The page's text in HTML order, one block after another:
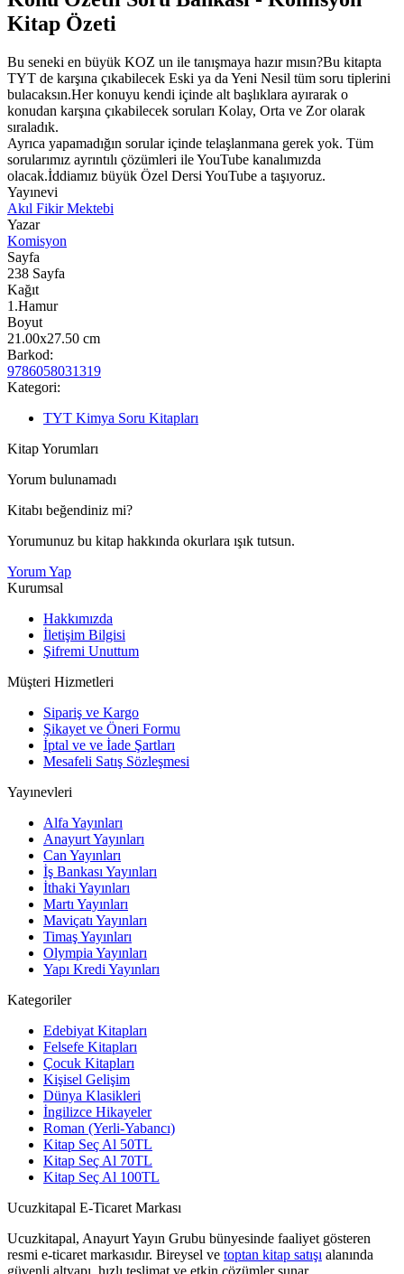
Kitap Özeti
Bu seneki en büyük KOZ un ile tanışmaya hazır mısın?Bu kitapta
TYT de karşına çıkabilecek Eski ya da Yeni Nesil tüm soru tiplerini
bulacaksın.Her konuyu kendi içinde alt başlıklara ayırarak o
konudan karşına çıkabilecek soruları Kolay, Orta ve Zor olarak
sıraladık.
Ayrıca yapamadığın sorular içinde telaşlanmana gerek yok. Tüm
sorularımız ayrıntılı çözümleri ile YouTube kanalımızda
olacak.İddiamız büyük Özel Dersi YouTube a taşıyoruz.
Yayınevi
Akıl Fikir Mektebi
Yazar
Komisyon
Sayfa
238 Sayfa
Kağıt
1.Hamur
Boyut
21.00x27.50 cm
Barkod:
9786058031319
Kategori:
TYT Kimya Soru Kitapları
Kitap Yorumları
Yorum bulunamadı
Kitabı beğendiniz mi?
Yorumunuz bu kitap hakkında okurlara ışık tutsun.
Yorum Yap
Kurumsal
Hakkımızda
İletişim Bilgisi
Şifremi Unuttum
Müşteri Hizmetleri
Sipariş ve Kargo
Şikayet ve Öneri Formu
İptal ve ve İade Şartları
Mesafeli Satış Sözleşmesi
Yayınevleri
Alfa Yayınları
Anayurt Yayınları
Can Yayınları
İş Bankası Yayınları
İthaki Yayınları
Martı Yayınları
Maviçatı Yayınları
Timaş Yayınları
Olympia Yayınları
Yapı Kredi Yayınları
Kategoriler
Edebiyat Kitapları
Felsefe Kitapları
Çocuk Kitapları
Kişisel Gelişim
Dünya Klasikleri
İngilizce Hikayeler
Roman (Yerli-Yabancı)
Kitap Seç Al 50TL
Kitap Seç Al 70TL
Kitap Seç Al 100TL
Ucuzkitapal E-Ticaret Markası
Ucuzkitapal, Anayurt Yayın Grubu bünyesinde faaliyet gösteren
resmi e-ticaret markasıdır. Bireysel ve toptan kitap satışı alanında
güvenli altyapı, hızlı teslimat ve etkin çözümler sunar.